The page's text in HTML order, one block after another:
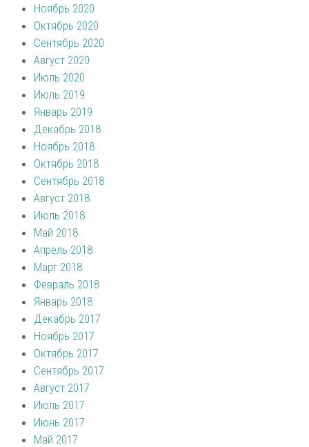
Ноябрь 2020
Октябрь 2020
Сентябрь 2020
Август 2020
Июль 2020
Июль 2019
Январь 2019
Декабрь 2018
Ноябрь 2018
Октябрь 2018
Сентябрь 2018
Август 2018
Июль 2018
Май 2018
Апрель 2018
Март 2018
Февраль 2018
Январь 2018
Декабрь 2017
Ноябрь 2017
Октябрь 2017
Сентябрь 2017
Август 2017
Июль 2017
Июнь 2017
Май 2017